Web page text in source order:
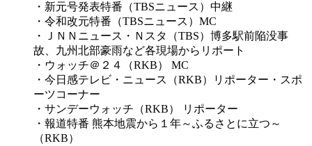
・新元号発表特番（TBSニュース）中継
・令和改元特番（TBSニュース）MC
・ＪＮＮニュース・Ｎスタ（TBS）博多駅前陥没事
故、九州北部豪雨など各現場からリポート
・ウォッチ＠２４（RKB） MC
・今日感テレビ・ニュース（RKB）リポーター・スポ
ーツコーナー
・サンデーウォッチ（RKB） リポーター
・報道特番 熊本地震から１年～ふるさとに立つ～
（RKB）